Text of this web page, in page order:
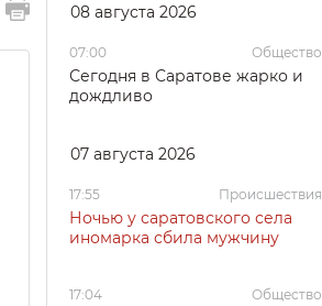
08 августа 2026
07:00 Общество
Сегодня в Саратове жарко и
дождливо
07 августа 2026
17:55 Происшествия
Ночью у саратовского села
иномарка сбила мужчину
17:04 Общество